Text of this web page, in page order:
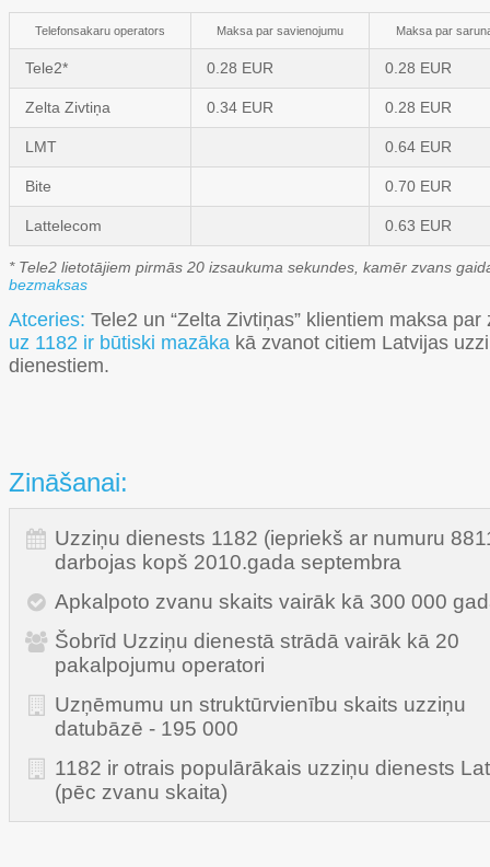
Telefonsakaru operators Maksa par savienojumu Maksa par
Tele2* 0.28 EUR 0.28 EUR
Zelta Zivtiņa 0.34 EUR 0.28 EUR
LMT 0.64 EUR
Bite 0.70 EUR
Lattelecom 0.63 EUR
* Tele2 lietotājiem pirmās 20 izsaukuma sekundes, kamēr zvans
bezmaksas
Atceries: Tele2 un “Zelta Zivtiņas” klientiem maksa par
uz 1182 ir būtiski mazāka kā zvanot citiem Latvijas
dienestiem.
Zināšanai:
Uzziņu dienests 1182 (iepriekš ar numuru
darbojas kopš 2010.gada septembra
Apkalpoto zvanu skaits vairāk kā 300 000
Šobrīd Uzziņu dienestā strādā vairāk kā 20
pakalpojumu operatori
Uzņēmumu un struktūrvienību skaits uzziņu
datubāzē - 195 000
1182 ir otrais populārākais uzziņu dienests
(pēc zvanu skaita)